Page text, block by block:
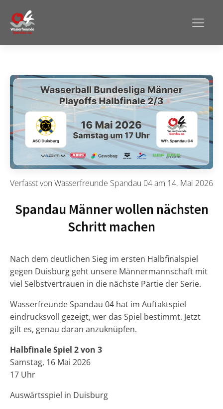
Verfasst von Wasserfreunde Spandau 04am 14. Mai 2026
Spandau Männer wollen nächsten
Schritt machen
Nach dem deutlichen Sieg im ersten Halbfinalspiel
gegen Duisburg geht unsere Männermannschaft mit
viel Selbstvertrauen in die nächste Partie der Serie.
Wasserfreunde Spandau 04 hat im Auftaktspiel
eindrucksvoll gezeigt, wer das Spiel bestimmt. Jetzt
gilt es, genau daran anzuknüpfen.
Halbfinale Spiel 2 von 3
Samstag, 16 Mai 2026
17 Uhr
Auswärtsspiel in Duisburg